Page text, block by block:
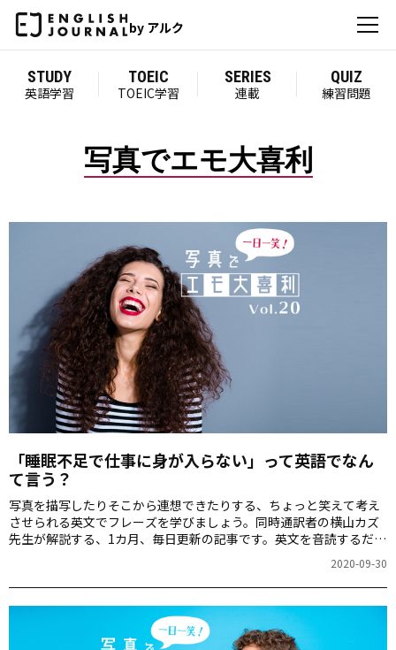
by アルク
STUDY
英語学習
TOEIC
TOEIC学習
SERIES
連載
QUIZ
練習問題
写真でエモ大喜利
「睡眠不足で仕事に身が入らない」って英語でなん
て言う？
写真を描写したりそこから連想できたりする、ちょっと笑えて考え
させられる英文でフレーズを学びましょう。同時通訳者の横山カズ
先生が解説する、1カ月、毎日更新の記事です。英文を音読するだけ
2020-09-30